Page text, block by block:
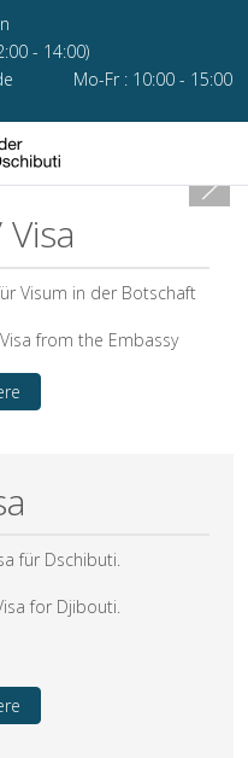
- 14:00)
Mo-Fr : 10:00 - 15:00
Visum in der Botschaft
from the Embassy
für Dschibuti.
for Djibouti.